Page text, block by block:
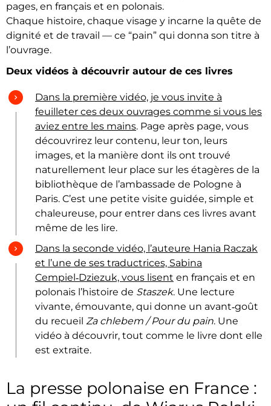
pages, en français et en polonais.
Chaque histoire, chaque visage y incarne la quête de
dignité et de travail — ce “pain” qui donna son titre à
l’ouvrage.
Deux vidéos à découvrir autour de ces livres
Dans la première vidéo, je vous invite à
feuilleter ces deux ouvrages comme si vous les
aviez entre les mains. Page après page, vous
découvrirez leur contenu, leur ton, leurs
images, et la manière dont ils ont trouvé
naturellement leur place sur les étagères de la
bibliothèque de l’ambassade de Pologne à
Paris. C’est une petite visite guidée, simple et
chaleureuse, pour entrer dans ces livres avant
même de les lire.
Dans la seconde vidéo, l’auteure Hania Raczak
et l’une de ses traductrices, Sabina
Cempiel‑Dziezuk, vous lisent en français et en
polonais l’histoire de Staszek. Une lecture
vivante, émouvante, qui donne un avant‑goût
du recueil Za chlebem / Pour du pain. Une
vidéo à découvrir, tout comme le livre dont elle
est extraite.
La presse polonaise en France :